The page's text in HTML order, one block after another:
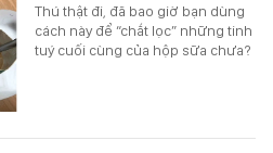
Thú thật đi, đã bao giờ bạn dùng
cách này để “chắt lọc” những tinh
tuý cuối cùng của hộp sữa chưa?